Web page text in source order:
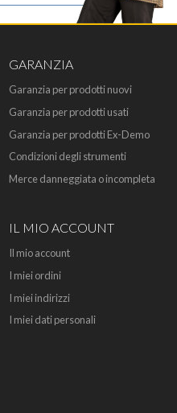
GARANZIA
Garanzia per prodotti nuovi
Garanzia per prodotti usati
Garanzia per prodotti Ex-Demo
Condizioni degli strumenti
Merce danneggiata o incompleta
IL MIO ACCOUNT
Il mio account
I miei ordini
I miei indirizzi
I miei dati personali